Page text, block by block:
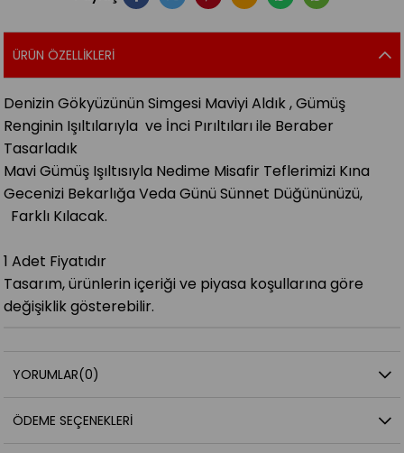
ÜRÜN ÖZELLIKLERI
Denizin Gökyüzünün Simgesi Maviyi Aldık , Gümüş
Renginin Işıltılarıyla ve İnci Pırıltıları ile Beraber
Tasarladık
Mavi Gümüş Işıltısıyla Nedime Misafir Teflerimizi Kına
Gecenizi Bekarlığa Veda Günü Sünnet Düğününüzü,
Farklı Kılacak.
1 Adet Fiyatıdır
Tasarım, ürünlerin içeriği ve piyasa koşullarına göre
değişiklik gösterebilir.
YORUMLAR(0)
ÖDEME SEÇENEKLERI